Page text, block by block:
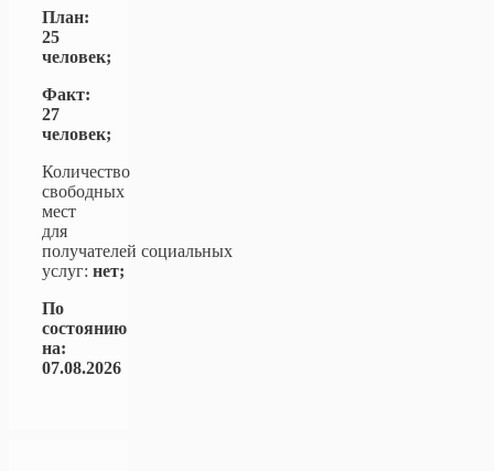
План:
25
человек;
Факт:
27
человек;
Количество
свободных
мест
для
получателей социальных
услуг: нет;
По
состоянию
на:
07.08.2026